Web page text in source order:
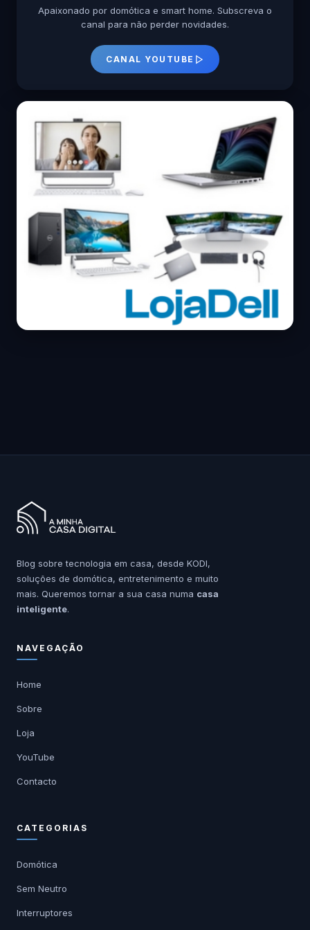
Apaixonado por domótica e smart home. Subscreva o
canal para não perder novidades.
CANAL YOUTUBE
Blog sobre tecnologia em casa, desde KODI,
soluções de domótica, entretenimento e muito
mais. Queremos tornar a sua casa numa casa
inteligente.
NAVEGAÇÃO
Home
Sobre
Loja
YouTube
Contacto
CATEGORIAS
Domótica
Sem Neutro
Interruptores